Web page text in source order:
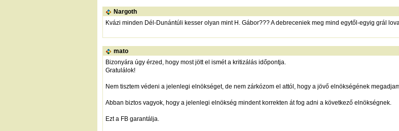
Nargoth
Kvázi minden Dél-Dunántúli kesser olyan mint H. Gábor??? A debreceniek meg mind egytől-egyig grál
mato
Bizonyára úgy érzed, hogy most jött el ismét a kritizálás időpontja.
Gratulálok!
Nem tisztem védeni a jelenlegi elnökséget, de nem zárkózom el attól, hogy a jövő elnökségének
Abban biztos vagyok, hogy a jelenlegi elnökség mindent korrekten át fog adni a következő elnökségnek.
Ezt a FB garantálja.